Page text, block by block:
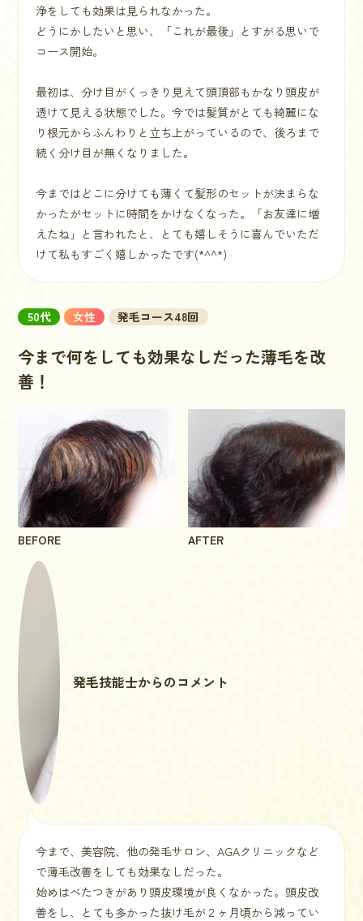
浄をしても効果は見られなかった。
どうにかしたいと思い、「これが最後」とすがる思いで
コース開始。
最初は、分け目がくっきり見えて頭頂部もかなり頭皮が
透けて見える状態でした。今では髪質がとても綺麗にな
り根元からふんわりと立ち上がっているので、後ろまで
続く分け目が無くなりました。
今まではどこに分けても薄くて髪形のセットが決まらな
かったがセットに時間をかけなくなった。「お友達に増
えたね」と言われたと、とても嬉しそうに喜んでいただ
けて私もすごく嬉しかったです(*^^*)
50代 女性 発毛コース48回
今まで何をしても効果なしだった薄毛を改
善！
BEFORE AFTER
発毛技能士からのコメント
今まで、美容院、他の発毛サロン、AGAクリニックなど
で薄毛改善をしても効果なしだった。
始めはべたつきがあり頭皮環境が良くなかった。頭皮改
善をし、とても多かった抜け毛が２ヶ月頃から減ってい